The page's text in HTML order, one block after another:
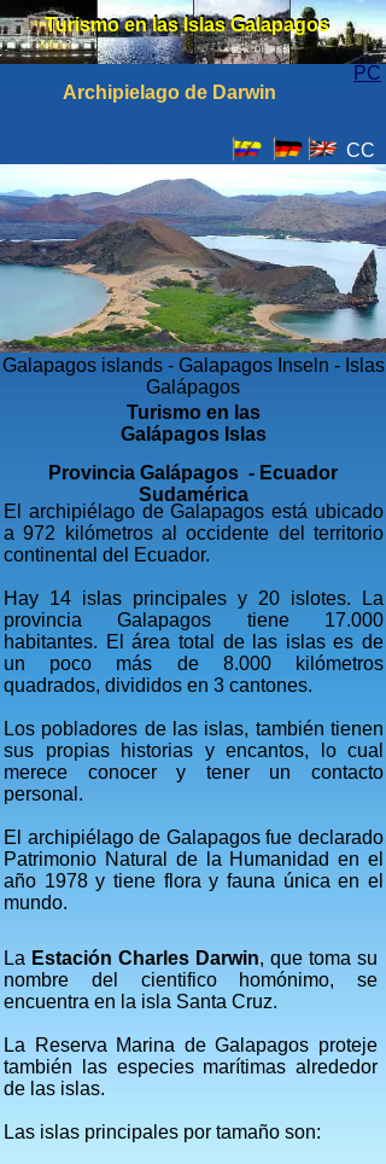
Galapagos islands - Galapagos Inseln - Islas
Galápagos
Archipielago de Darwin
Turismo en las Islas Galapagos
Turismo en las Islas Galapagos
El archipiélago de Galapagos está ubicado
a 972 kilómetros al occidente del territorio
continental del Ecuador.
Hay 14 islas principales y 20 islotes. La
provincia Galapagos tiene 17.000
habitantes. El área total de las islas es de
un poco más de 8.000 kilómetros
quadrados, divididos en 3 cantones.
Los pobladores de las islas, también tienen
sus propias historias y encantos, lo cual
merece conocer y tener un contacto
personal.
El archipiélago de Galapagos fue declarado
Patrimonio Natural de la Humanidad en el
año 1978 y tiene flora y fauna única en el
mundo.
Provincia Galápagos - Ecuador
Sudamérica
Turismo en las
Galápagos Islas
La Estación Charles Darwin, que toma su
nombre del cientifico homónimo, se
encuentra en la isla Santa Cruz.
La Reserva Marina de Galapagos proteje
también las especies marítimas alrededor
de las islas.
Las islas principales por tamaño son:
PC
CC